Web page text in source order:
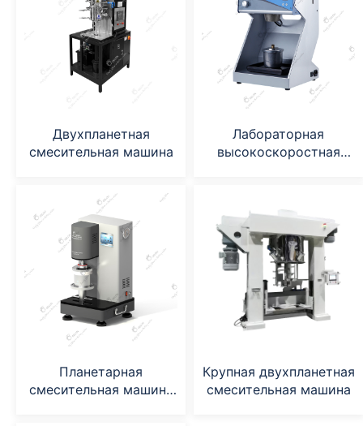
Двухпланетная
смесительная машина
Лабораторная
высокоскоростная
Планетарная
смесительная машина
Крупная двухпланетная
смесительная машина